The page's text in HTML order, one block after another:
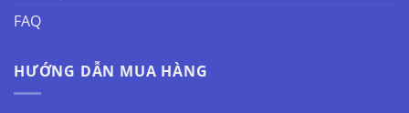
FAQ
HƯỚNG DẪN MUA HÀNG